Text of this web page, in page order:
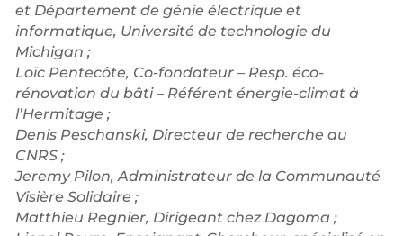
et Département de génie électrique et
informatique, Université de technologie du
Michigan ;
Loïc Pentecôte, Co-fondateur – Resp. éco-
rénovation du bâti – Référent énergie-climat à
l’Hermitage ;
Denis Peschanski, Directeur de recherche au
CNRS ;
Jeremy Pilon, Administrateur de la Communauté
Visière Solidaire ;
Matthieu Regnier, Dirigeant chez Dagoma ;